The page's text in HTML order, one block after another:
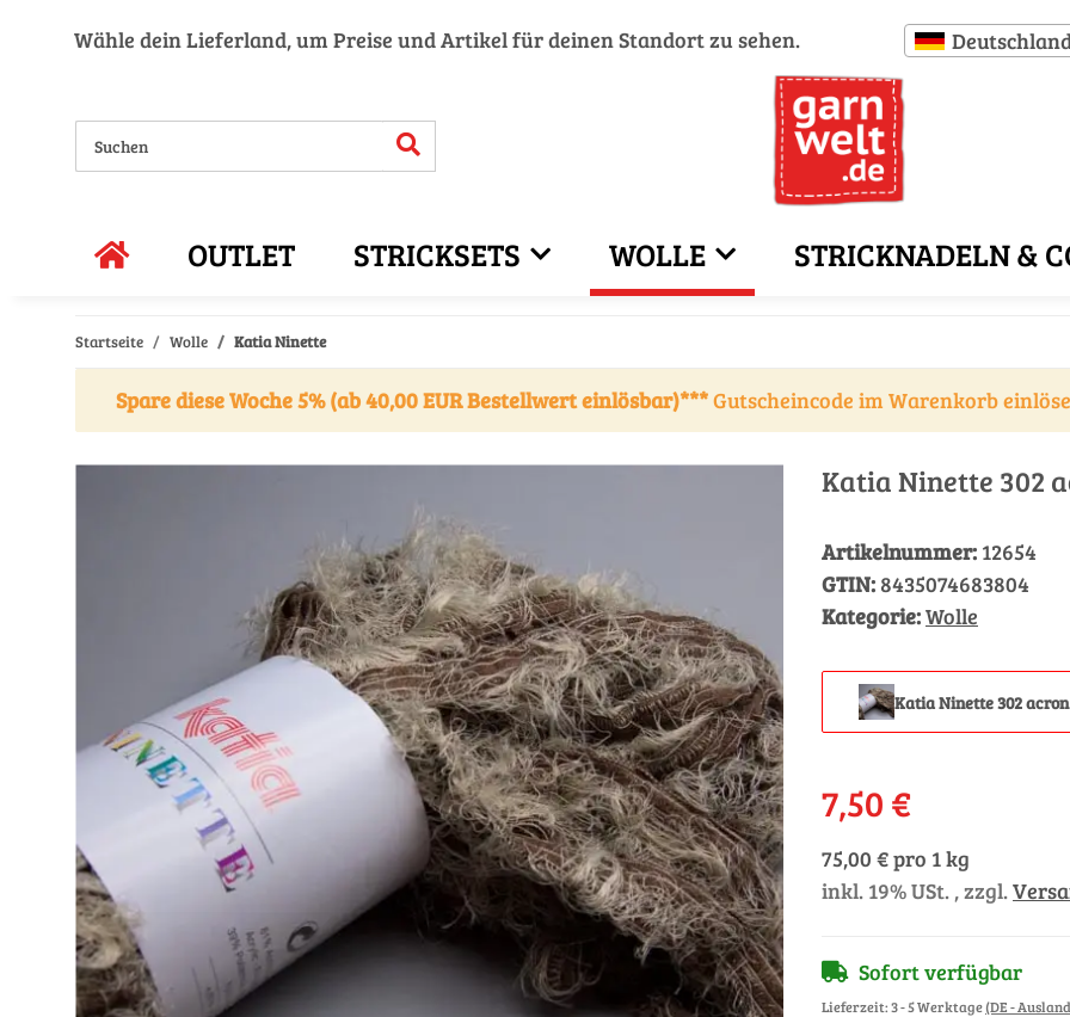
Wähle dein Lieferland, um Preise und Artikel für deinen Standort zu sehen.
OUTLET STRICKSETS WOLLE STRICKNADELN &
Startseite Wolle Katia Ninette
Spare diese Woche 5% (ab 40,00 EUR Bestellwert einlösbar)***Gutscheincode im Warenkorb
Katia Ninette 302
Artikelnummer: 12654
GTIN: 8435074683804
Kategorie:Wolle
Katia Ninette 302 acron
7,50 €
75,00 € pro 1 kg
inkl. 19% USt. , zzgl.
Sofort verfügbar
Lieferzeit:3 - 5 Werktage(DE -